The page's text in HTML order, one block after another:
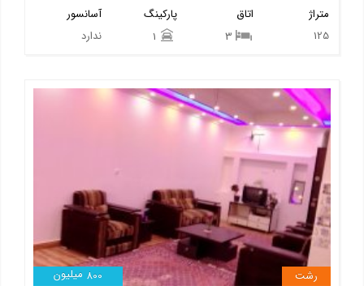
آسانسور
ندارد
پارکینگ
اتاق
متراژ
125
800 میلیون
رشت